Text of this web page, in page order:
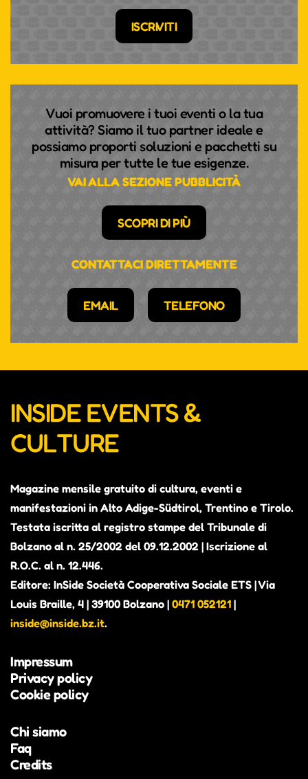
ISCRIVITI
Vuoi promuovere i tuoi eventi o la tua
attività? Siamo il tuo partner ideale e
possiamo proporti soluzioni e pacchetti su
misura per tutte le tue esigenze.
VAI ALLA SEZIONE PUBBLICITÀ
SCOPRI DI PIÙ
CONTATTACI DIRETTAMENTE
EMAIL TELEFONO
INSIDE EVENTS &
CULTURE
Magazine mensile gratuito di cultura, eventi e
manifestazioni in Alto Adige-Südtirol, Trentino e Tirolo.
Testata iscritta al registro stampe del Tribunale di
Bolzano al n. 25/2002 del 09.12.2002 | Iscrizione al
R.O.C. al n. 12.446.
Editore: InSide Società Cooperativa Sociale ETS | Via
Louis Braille, 4 | 39100 Bolzano | 0471 052121 |
inside@inside.bz.it.
Impressum
Privacy policy
Cookie policy
Chi siamo
Faq
Credits